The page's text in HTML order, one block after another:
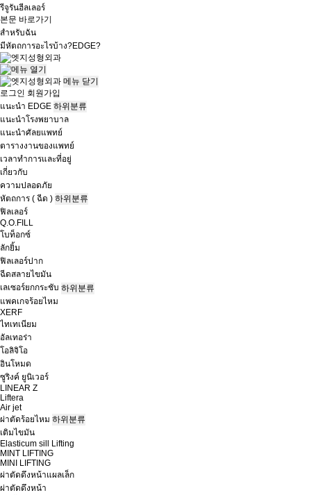
รีจูรันฮีลเลอร์
본문 바로가기
สำหรับฉัน
มีหัตถการอะไรบ้าง?EDGE?
메뉴 닫기
로그인 회원가입
แนะนำ EDGE 하위분류
แนะนำโรงพยาบาล
แนะนำศัลยแพทย์
ตารางงานของแพทย์
เวลาทำการและที่อยู่
เกี่ยวกับ
ความปลอดภัย
หัตถการ ( ฉีด ) 하위분류
ฟิลเลอร์
Q.O.FILL
โบท็อกซ์
ลักยิ้ม
ฟิลเลอร์ปาก
ฉีดสลายไขมัน
เลเซอร์ยกกระชับ 하위분류
แพคเกจร้อยไหม
XERF
ไทเทเนียม
อัลเทอร่า
โอลิจิโอ
อินโหมด
ซูริงค์ ยูนิเวอร์
LINEAR Z
Liftera
Air jet
ผ่าตัดร้อยไหม 하위분류
เติมไขมัน
Elasticum sill Lifting
MINT LIFTING
MINI LIFTING
ผ่าตัดดึงหน้าแผลเล็ก
ผ่าตัดดึงหน้า